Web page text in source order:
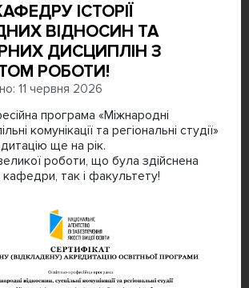
ІСТОРІЇ
ВІДНОСИН ТА
ДИСЦИПЛІН З
РОБОТИ!
11 червня 2026
програма «Міжнародні
комунікації та регіональні студії»
ще на рік.
роботи, що була здійснена
так і факультету!